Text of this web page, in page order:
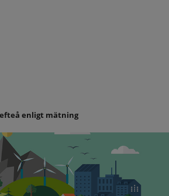
enligt mätning